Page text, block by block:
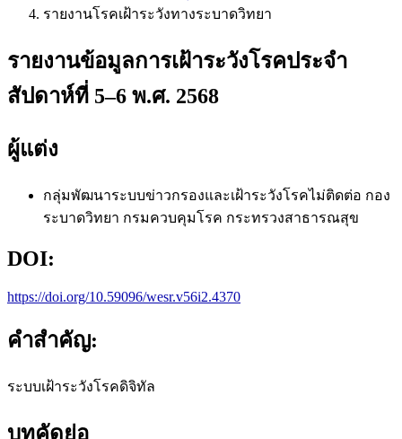
รายงานโรคเฝ้าระวังทางระบาดวิทยา
รายงานข้อมูลการเฝ้าระวังโรคประจำ
สัปดาห์ที่ 5–6 พ.ศ. 2568
ผู้แต่ง
กลุ่มพัฒนาระบบข่าวกรองและเฝ้าระวังโรคไม่ติดต่อ กอง
ระบาดวิทยา กรมควบคุมโรค กระทรวงสาธารณสุข
DOI:
https://doi.org/10.59096/wesr.v56i2.4370
คำสำคัญ:
ระบบเฝ้าระวังโรคดิจิทัล
บทคัดย่อ